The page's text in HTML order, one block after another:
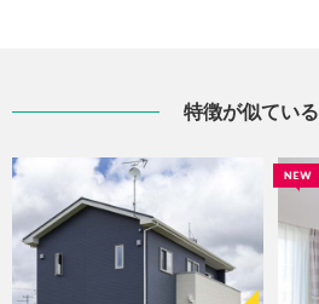
特徴が似てい